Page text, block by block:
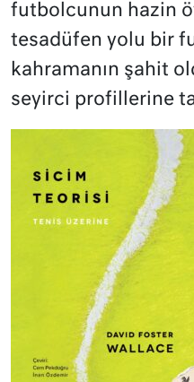
futbolcunun hazin
tesadüfen yolu bir
kahramanın şahit
seyirci profillerine